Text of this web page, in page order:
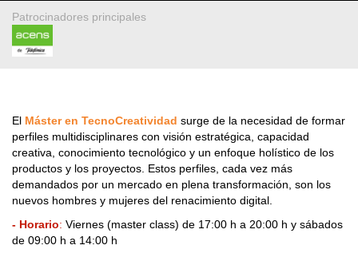
Patrocinadores principales
El Máster en TecnoCreatividad surge de la necesidad de formar
perfiles multidisciplinares con visión estratégica, capacidad
creativa, conocimiento tecnológico y un enfoque holístico de los
productos y los proyectos. Estos perfiles, cada vez más
demandados por un mercado en plena transformación, son los
nuevos hombres y mujeres del renacimiento digital.
- Horario: Viernes (master class) de 17:00 h a 20:00 h y sábados
de 09:00 h a 14:00 h